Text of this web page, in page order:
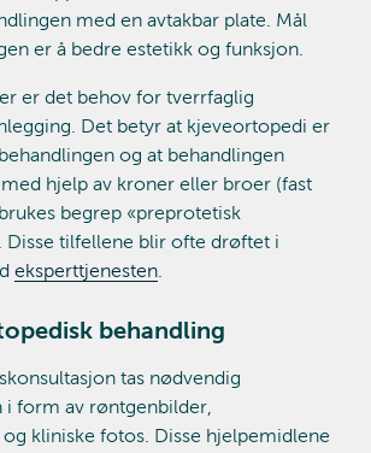
med en avtakbar plate. Mål
er å bedre estetikk og funksjon.
er det behov for tverrfaglig
Det betyr at kjeveortopedi er
og at behandlingen
hjelp av kroner eller broer (fast
begrep «preprotetisk
Disse tilfellene blir ofte drøftet i
eksperttjenesten
behandling
tas nødvendig
form av røntgenbilder,
kliniske fotos. Disse hjelpemidlene